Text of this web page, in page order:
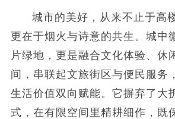
城市的美好，从来不止于高
更在于烟火与诗意的共生。城中
片绿地，更是融合文化体验、休
间，串联起文旅街区与便民服务
生活价值双向赋能。它摒弃了大
式，在有限空间里精耕细作，既